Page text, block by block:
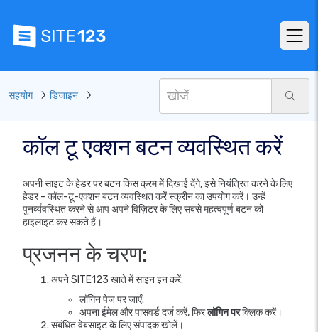
सहयोग डिजाइन
कॉल टू एक्शन बटन व्यवस्थित करें
अपनी साइट के हेडर पर बटन किस क्रम में दिखाई देंगे, इसे नियंत्रित करने के लिए
हेडर - कॉल-टू-एक्शन बटन व्यवस्थित करें स्क्रीन का उपयोग करें। उन्हें
पुनर्व्यवस्थित करने से आप अपने विज़िटर के लिए सबसे महत्वपूर्ण बटन को
हाइलाइट कर सकते हैं।
प्रजनन के चरण:
अपने SITE123 खाते में साइन इन करें.
लॉगिन पेज पर जाएँ.
अपना ईमेल और पासवर्ड दर्ज करें, फिरलॉगिन परक्लिक करें।
संबंधित वेबसाइट के लिए संपादक खोलें।